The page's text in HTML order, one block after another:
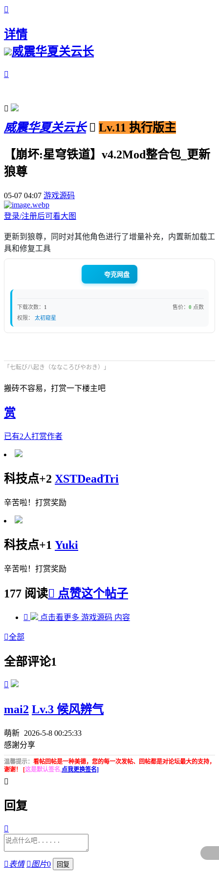

详情
威震华夏关云长


威震华夏关云长  Lv.11 执行版主
【崩坏:星穹铁道】v4.2Mod整合包_更新
狼尊
05-07 04:07 游戏源码
登录/注册后可看大图
更新到狼尊，同时对其他角色进行了增量补充，内置新加载工
具和修复工具
夸克网盘
下载次数： 1 售价： 0 点数
权限：
太初窥星
「七転び八起き（ななころびやおき）」
搬砖不容易，打赏一下楼主吧
赏
已有2人打赏作者
科技点+2 XSTDeadTri
辛苦啦！打赏奖励
科技点+1 Yuki
辛苦啦！打赏奖励
177 阅读 点赞这个帖子
 点击看更多 游戏源码 内容
全部
全部评论1

mai2 Lv.3 候风辨气
萌新 2026-5-8 00:25:33
感謝分享
温馨提示： 看帖回帖是一种美德，您的每一次发帖、回帖都是对论坛最大的支持，
谢谢！ [这是默认签名,点我更换签名]

回复

表情 图片0